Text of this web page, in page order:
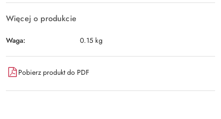
Więcej o produkcie
Waga: 0.15 kg
Pobierz produkt do PDF